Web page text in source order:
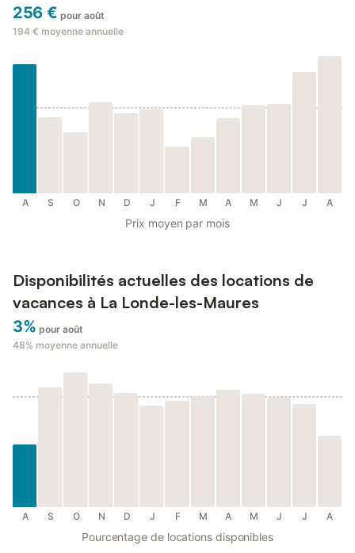
256 € pour août
194 € moyenne annuelle
A S O N D J F M A M J J A
Prix moyen par mois
Disponibilités actuelles des locations de
vacances à La Londe-les-Maures
3% pour août
48% moyenne annuelle
A S O N D J F M A M J J A
Pourcentage de locations disponibles